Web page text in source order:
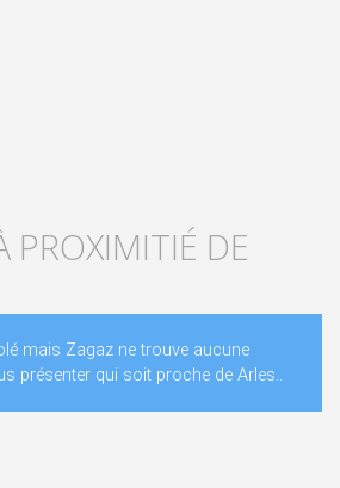
PROXIMITIÉ DE
mais Zagaz ne trouve aucune
présenter qui soit proche de Arles..